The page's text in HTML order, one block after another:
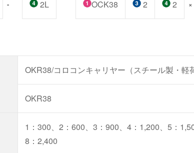
- 2L OCK38 2 2 ×
OKR38/コロコンキャリヤー（スチール製・軽
OKR38
1：300、2：600、3：900、4：1,200、5：
8：2,400